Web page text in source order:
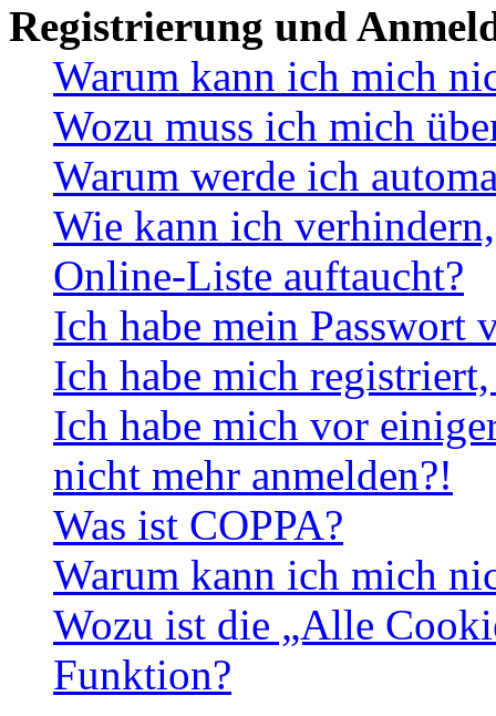
Registrierung und
Warum kann ich mich
Wozu muss ich mich
Warum werde ich
Wie kann ich
Online-Liste auftaucht?
Ich habe mein Passwort
Ich habe mich
Ich habe mich vor
nicht mehr anmelden?!
Was ist COPPA?
Warum kann ich mich
Wozu ist die „Alle
Funktion?